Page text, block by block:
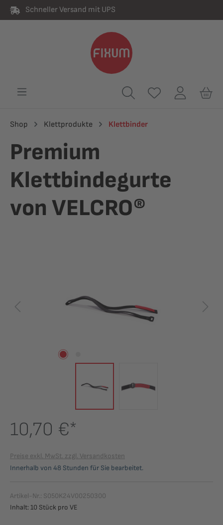
springen
Schneller Versand mit UPS
Shop Klettprodukte Klettbinder
Premium
Klettbindegurte
von VELCRO®
10,70 €*
Preise exkl. MwSt. zzgl. Versandkosten
Innerhalb von 48 Stunden für Sie bearbeitet.
Artikel-Nr.: S050K24V00250300
Inhalt: 10 Stück pro VE